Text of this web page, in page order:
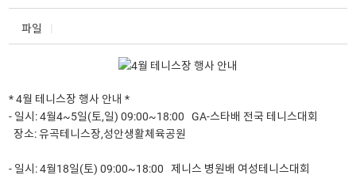
파일
* 4월 테니스장 행사 안내 *
- 일시: 4월4~5일(토,일) 09:00~18:00 GA-스타배 전국 테니스대회
장소: 유곡테니스장,성안생활체육공원
- 일시: 4월18일(토) 09:00~18:00 제니스 병원배 여성테니스대회